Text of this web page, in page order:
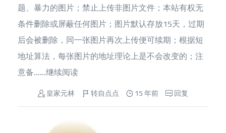
题、暴力的图片；禁止上传非图片文件；本站有权无
条件删除或屏蔽任何图片；图片默认存放15天，过期
后会被删除，同一张图片再次上传便可续期；根据短
地址算法，每张图片的地址理论上是不会改变的；注
意备......继续阅读
皇家元林 转自点点 15 年前 回复